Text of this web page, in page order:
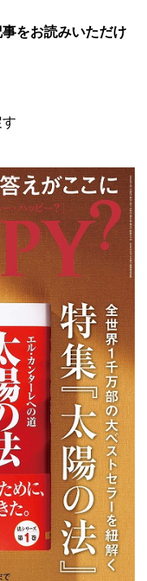
をお読みいただけ